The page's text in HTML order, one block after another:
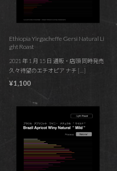
Ethiopia Yirgacheffe Gersi Natural Li
ght Roast
2021 年 1 月 15 日 通販・店頭 同時発売
久々待望のエチオピア ナチ […]
¥1,100